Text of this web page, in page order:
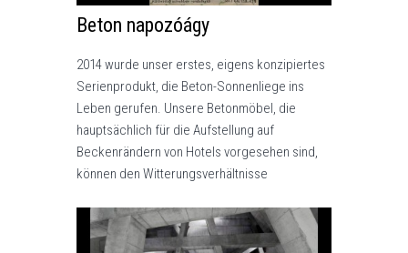
Beton napozóágy
2014 wurde unser erstes, eigens konzipiertes
Serienprodukt, die Beton-Sonnenliege ins
Leben gerufen. Unsere Betonmöbel, die
hauptsächlich für die Aufstellung auf
Beckenrändern von Hotels vorgesehen sind,
können den Witterungsverhältnisse